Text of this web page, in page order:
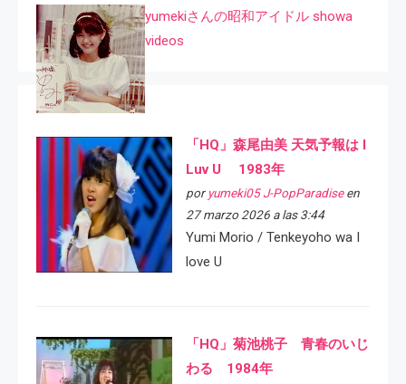
yumekiさんの昭和アイドル showa
videos
「HQ」森尾由美 天気予報は I
Luv U 1983年
por yumeki05 J-PopParadiseen
27 marzo 2026 a las 3:44
Yumi Morio / Tenkeyoho wa I
love U
「HQ」菊池桃子 青春のいじ
わる 1984年